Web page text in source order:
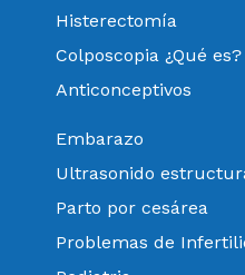
Histerectomía
Colposcopia ¿Qué es?
Anticonceptivos
Embarazo
Ultrasonido
Parto por cesárea
Problemas de